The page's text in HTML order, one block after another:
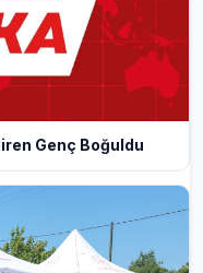
Genç Boğuldu